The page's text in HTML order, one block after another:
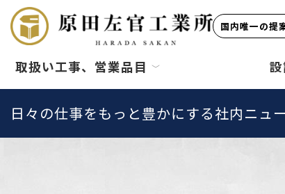
国内唯一の提
取扱い工事、営業品目
日々の仕事をもっと豊かにする社内ニュ